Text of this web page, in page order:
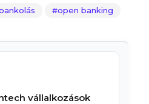
open banking
vállalkozások